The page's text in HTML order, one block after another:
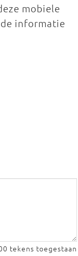
mobiele
informatie
tekens toegestaan